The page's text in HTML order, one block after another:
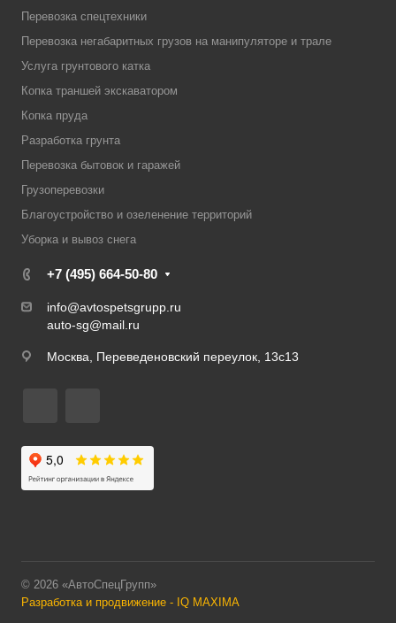
Перевозка спецтехники
Перевозка негабаритных грузов на манипуляторе и трале
Услуга грунтового катка
Копка траншей экскаватором
Копка пруда
Разработка грунта
Перевозка бытовок и гаражей
Грузоперевозки
Благоустройство и озеленение территорий
Уборка и вывоз снега
+7 (495) 664-50-80
info@avtospetsgrupp.ru
auto-sg@mail.ru
Москва, Переведеновский переулок, 13с13
© 2026 «АвтоСпецГрупп»
Разработка и продвижение - IQ MAXIMA